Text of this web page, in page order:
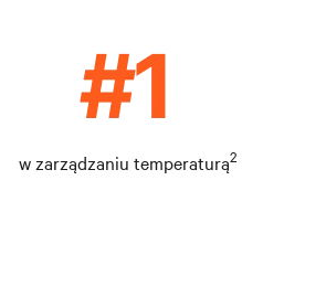
w zarządzaniu temperaturą2